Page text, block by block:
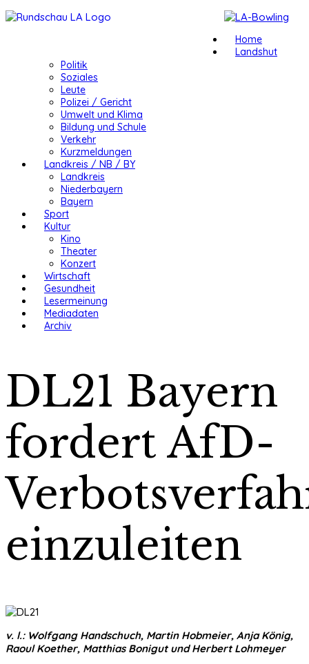
Home
Landshut
Politik
Soziales
Leute
Polizei / Gericht
Umwelt und Klima
Bildung und Schule
Verkehr
Kurzmeldungen
Landkreis / NB / BY
Landkreis
Niederbayern
Bayern
Sport
Kultur
Kino
Theater
Konzert
Wirtschaft
Gesundheit
Lesermeinung
Mediadaten
Archiv
DL21 Bayern
fordert AfD-
einzuleiten
v. l.: Wolfgang Handschuch, Martin Hobmeier, Anja König,
Raoul Koether, Matthias Bonigut und Herbert Lohmeyer